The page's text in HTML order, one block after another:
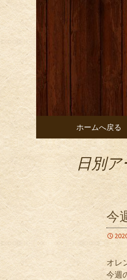
オ
お店か
コンテンツへ移動
ホームへ戻る
日別ア
今
オレ
今週